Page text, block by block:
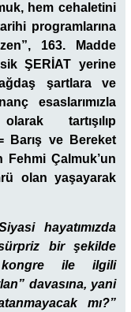
hem cehaletini
programlarına
163. Madde
ŞERİAT yerine
şartlara ve
esaslarımızla
tartışılıp
Barış ve Bereket
Çalmuk’un
olan yaşayarak
hayatımızda
bir şekilde
kongre ile ilgili
davasına, yani
mı?”